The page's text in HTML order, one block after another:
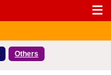
Others